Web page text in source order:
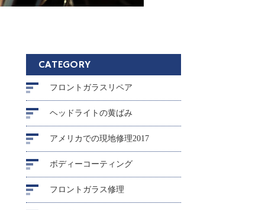
CATEGORY
フロントガラスリペア
ヘッドライトの黄ばみ
アメリカでの現地修理2017
ボディーコーティング
フロントガラス修理